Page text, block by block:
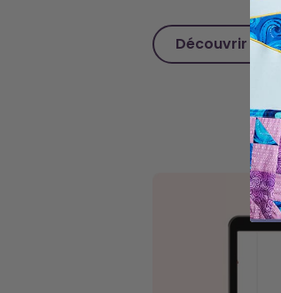
Découvrir le